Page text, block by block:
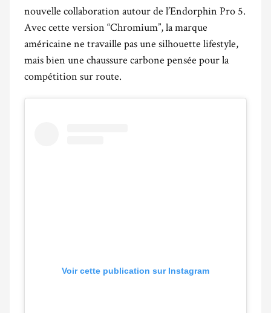
nouvelle collaboration autour de l’Endorphin Pro 5.
Avec cette version “Chromium”, la marque
américaine ne travaille pas une silhouette lifestyle,
mais bien une chaussure carbone pensée pour la
compétition sur route.
Voir cette publication sur Instagram